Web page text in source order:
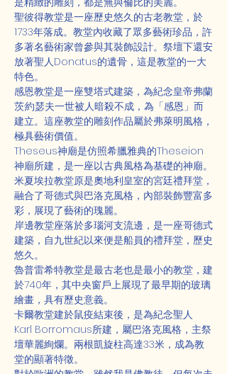
聖彼得教堂是一座歷史悠久的古老教堂，於
1733年落成。教堂內收藏了眾多藝術珍品，許
多著名藝術家曾參與其裝飾設計。祭壇下還安
放著聖人Donatus的遺骨，這是教堂的一大
特色。
感恩教堂是一座雙塔式建築，為紀念皇帝弗蘭
茨·約瑟夫一世被人暗殺不成，為「感恩」而
建立。這座教堂的雕刻作品屬於弗萊明風格，
極具藝術價值。
Theseus神廟是仿照希臘雅典的Theseion
神廟所建，是一座以古典風格為基礎的神廟。
米夏埃拉教堂原是奧地利皇室的宮廷禮拜堂，
融合了哥德式與巴洛克風格，內部裝飾豐富多
彩，展現了藝術的瑰麗。
岸邊教堂座落於多瑙河支流邊，是一座哥德式
建築，自九世紀以來便是船員的禮拜堂，歷史
悠久。
魯普雷希特教堂是最古老也是最小的教堂，建
於740年，其中央窗戶上展現了最早期的玻璃
繪畫，具有歷史意義。
卡爾教堂建於鼠疫結束後，是為紀念聖人
Karl Borromaus所建，屬巴洛克風格，主祭
壇華麗絢爛。兩根凱旋柱高達33米，成為教
堂的顯著特徵。